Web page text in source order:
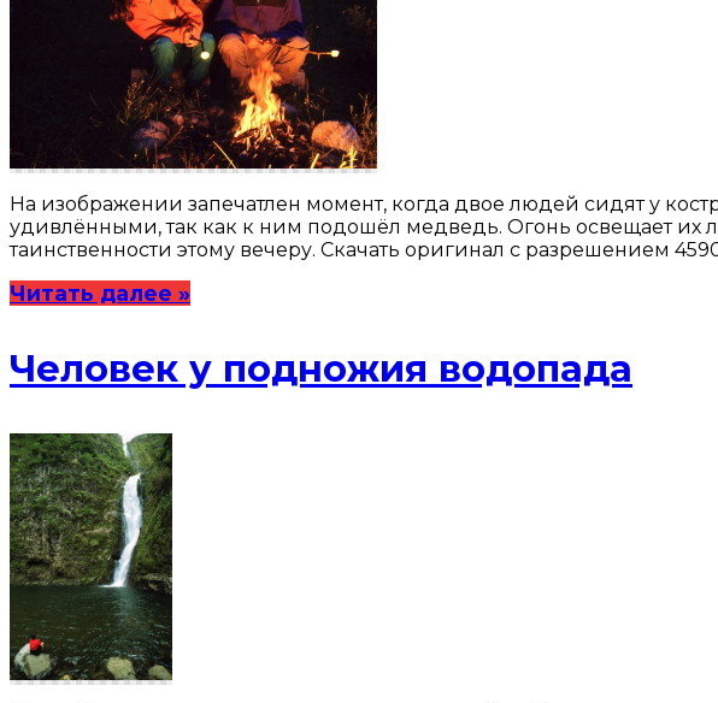
На изображении запечатлен момент, когда двое людей сидят у
удивлёнными, так как к ним подошёл медведь. Огонь освещает их
таинственности этому вечеру. Скачать оригинал с разрешением
Читать далее »
Человек у подножия водопада